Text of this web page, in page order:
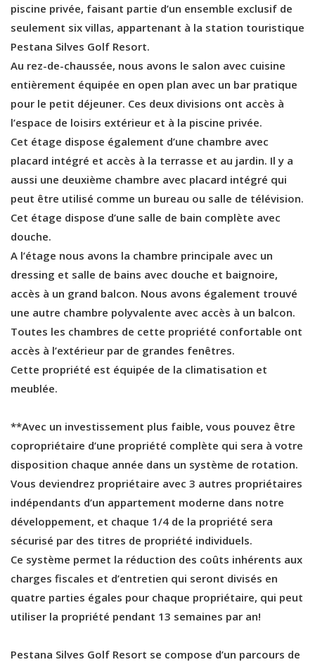
piscine privée, faisant partie d’un ensemble exclusif de
seulement six villas, appartenant à la station touristique
Pestana Silves Golf Resort.
Au rez-de-chaussée, nous avons le salon avec cuisine
entièrement équipée en open plan avec un bar pratique
pour le petit déjeuner. Ces deux divisions ont accès à
l’espace de loisirs extérieur et à la piscine privée.
Cet étage dispose également d’une chambre avec
placard intégré et accès à la terrasse et au jardin. Il y a
aussi une deuxième chambre avec placard intégré qui
peut être utilisé comme un bureau ou salle de télévision.
Cet étage dispose d’une salle de bain complète avec
douche.
A l’étage nous avons la chambre principale avec un
dressing et salle de bains avec douche et baignoire,
accès à un grand balcon. Nous avons également trouvé
une autre chambre polyvalente avec accès à un balcon.
Toutes les chambres de cette propriété confortable ont
accès à l’extérieur par de grandes fenêtres.
Cette propriété est équipée de la climatisation et
meublée.
**Avec un investissement plus faible, vous pouvez être
copropriétaire d’une propriété complète qui sera à votre
disposition chaque année dans un système de rotation.
Vous deviendrez propriétaire avec 3 autres propriétaires
indépendants d’un appartement moderne dans notre
développement, et chaque 1/4 de la propriété sera
sécurisé par des titres de propriété individuels.
Ce système permet la réduction des coûts inhérents aux
charges fiscales et d’entretien qui seront divisés en
quatre parties égales pour chaque propriétaire, qui peut
utiliser la propriété pendant 13 semaines par an!
Pestana Silves Golf Resort se compose d’un parcours de